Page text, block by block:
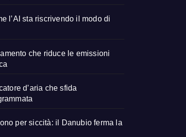
l’AI sta riscrivendo il modo di
che riduce le emissioni
d’aria che sfida
per siccità: il Danubio ferma la